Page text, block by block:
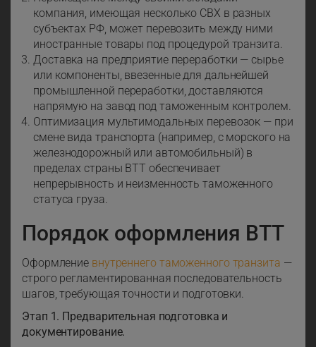
компания, имеющая несколько СВХ в разных
субъектах РФ, может перевозить между ними
иностранные товары под процедурой транзита.
Доставка на предприятие переработки — сырье
или компоненты, ввезенные для дальнейшей
промышленной переработки, доставляются
напрямую на завод под таможенным контролем.
Оптимизация мультимодальных перевозок — при
смене вида транспорта (например, с морского на
железнодорожный или автомобильный) в
пределах страны ВТТ обеспечивает
непрерывность и неизменность таможенного
статуса груза.
Порядок оформления ВТТ
Оформление внутреннего таможенного транзита —
строго регламентированная последовательность
шагов, требующая точности и подготовки.
Этап 1. Предварительная подготовка и
документирование.